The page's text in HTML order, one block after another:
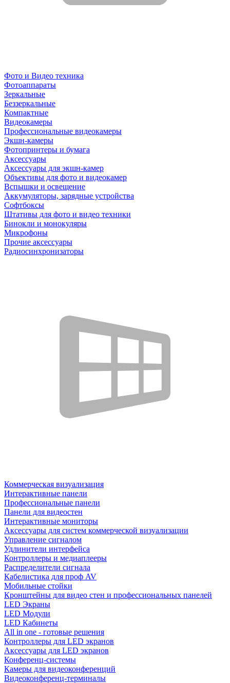
Фото и Видео техника
Фотоаппараты
Зеркальные
Беззеркальные
Компактные
Видеокамеры
Профессиональные видеокамеры
Экшн-камеры
Фотопринтеры и бумага
Аксессуары
Аксессуары для экшн-камер
Объективы для фото и видеокамер
Вспышки и освещение
Аккумуляторы, зарядные устройства
Софтбоксы
Штативы для фото и видео техники
Бинокли и монокуляры
Микрофоны
Прочие аксессуары
Радиосинхронизаторы
Коммерческая визуализация
Интерактивные панели
Профессиональные панели
Панели для видеостен
Интерактивные мониторы
Аксессуары для систем коммерческой визуализации
Управление сигналом
Удлинители интерфейса
Контроллеры и медиаплееры
Распределители сигнала
Кабелистика для проф AV
Мобильные стойки
Кронштейны для видео стен и профессиональных панелей
LED Экраны
LED Модули
LED Кабинеты
All in one - готовые решения
Контроллеры для LED экранов
Аксессуары для LED экранов
Конференц-системы
Камеры для видеоконференций
Видеоконференц-терминалы